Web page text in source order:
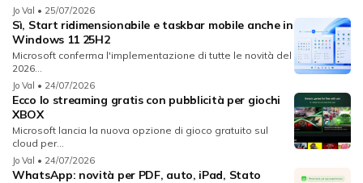
Jo Val • 25/07/2026
Sì, Start ridimensionabile e taskbar mobile anche in
Windows 11 25H2
Microsoft conferma l'implementazione di tutte le novità del
2026...
Jo Val • 24/07/2026
Ecco lo streaming gratis con pubblicità per giochi
XBOX
Microsoft lancia la nuova opzione di gioco gratuito sul
cloud per...
Jo Val • 24/07/2026
WhatsApp: novità per PDF, auto, iPad, Stato